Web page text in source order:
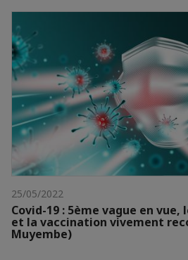
25/05/2022
Covid-19 : 5ème vague en
et la vaccination vivement
Muyembe)